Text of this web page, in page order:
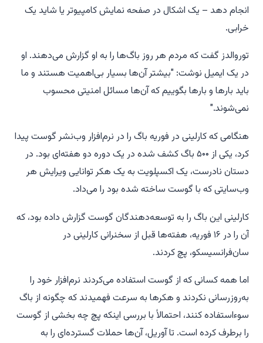
انجام دهد – یک اشکال در صفحه نمایش کامپیوتر یا شاید یک
خرابی.
توروالدز گفت که مردم هر روز باگ‌ها را به او گزارش می‌دهند. او
در یک ایمیل نوشت: "بیشتر آن‌ها بسیار بی‌اهمیت هستند و ما
باید بارها و بارها بگوییم که آن‌ها مسائل امنیتی محسوب
نمی‌شوند."
هنگامی که کارلینی در فوریه باگ را در نرم‌افزار وب‌نشر گوست پیدا
کرد، یکی از ۵۰۰ باگ کشف شده در یک دوره دو هفته‌ای بود. در
دستان نادرست، یک اکسپلویت به یک هکر توانایی ویرایش هر
وب‌سایتی که با گوست ساخته شده بود را می‌داد.
کارلینی این باگ را به توسعه‌دهندگان گوست گزارش داده بود، که
آن را در ۱۶ فوریه، هفته‌ها قبل از سخنرانی کارلینی در
سان‌فرانسیسکو، پچ کردند.
اما همه کسانی که از گوست استفاده می‌کردند نرم‌افزار خود را
به‌روزرسانی نکردند و هکرها به سرعت فهمیدند که چگونه از باگ
سوءاستفاده کنند، احتمالاً با بررسی اینکه پچ چه بخشی از گوست
را برطرف کرده است. تا آوریل، آن‌ها حملات گسترده‌ای را به